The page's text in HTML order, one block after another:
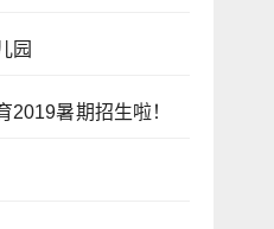
园
2019暑期招生啦！